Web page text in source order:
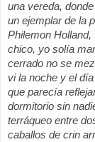
una vereda,
un ejemplar de la
Philemon
chico, yo solía
cerrado no se
vi la noche y el
que parecía
dormitorio sin
terráqueo entre
caballos de crin